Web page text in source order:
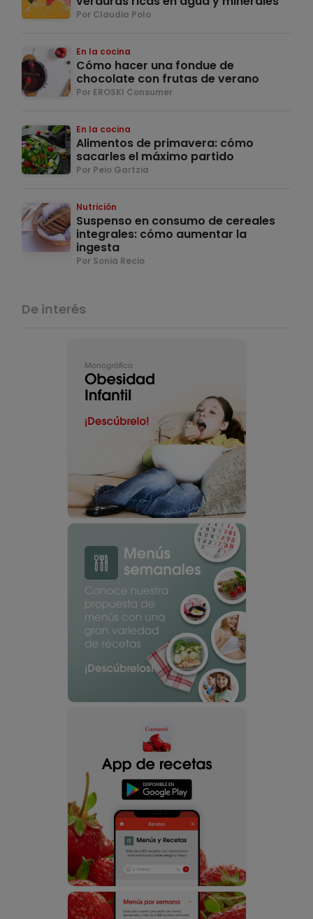
Por Claudia Polo
En la cocina
Cómo hacer una fondue de
chocolate con frutas de verano
Por EROSKI Consumer
En la cocina
Alimentos de primavera: cómo
sacarles el máximo partido
Por Peio Gartzia
Nutrición
Suspenso en consumo de cereales
integrales: cómo aumentar la
ingesta
Por Sonia Recio
De interés